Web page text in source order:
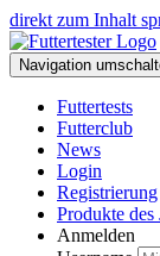
direkt zum Inhalt
Navigation
Futtertests
Futterclub
News
Login
Registrierung
Produkte des
Anmelden